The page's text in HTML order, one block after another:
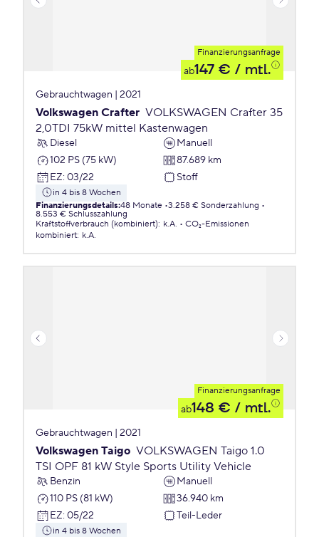
Finanzierungsanfrage
ab147 € / mtl.
Gebrauchtwagen | 2021
Volkswagen Crafter VOLKSWAGEN Crafter 35
2,0TDI 75kW mittel Kastenwagen
Diesel
Manuell
102 PS (75 kW)
87.689 km
EZ: 03/22 Stoff
in 4 bis 8 Wochen
Finanzierungsdetails:48 Monate 3.258 € Sonderzahlung
8.553 € Schlusszahlung
Kraftstoffverbrauch (kombiniert): k.A.
CO₂-Emissionen
kombiniert: k.A.
Finanzierungsanfrage
ab148 € / mtl.
Gebrauchtwagen | 2021
Volkswagen Taigo VOLKSWAGEN Taigo 1.0
TSI OPF 81 kW Style Sports Utility Vehicle
Benzin
Manuell
110 PS (81 kW)
36.940 km
EZ: 05/22 Teil-Leder
in 4 bis 8 Wochen